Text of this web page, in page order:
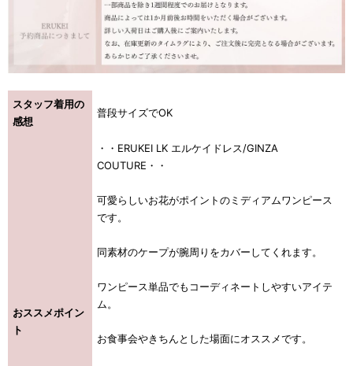
スタッフ着用の
感想
普段サイズでOK
おススメポイン
ト
・・ERUKEI LK エルケイドレス/GINZA
COUTURE・・
可愛らしいお花がポイントのミディアムワンピース
です。
同素材のケープが腕周りをカバーしてくれます。
ワンピース単品でもコーディネートしやすいアイテ
ム。
お食事会やきちんとした場面にオススメです。